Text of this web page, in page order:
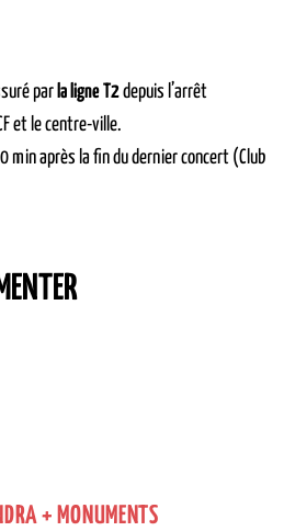
par la ligne T2depuis l’arrêt
et le centre-ville.
min après la fin du dernier concert (Club
+ MONUMENTS